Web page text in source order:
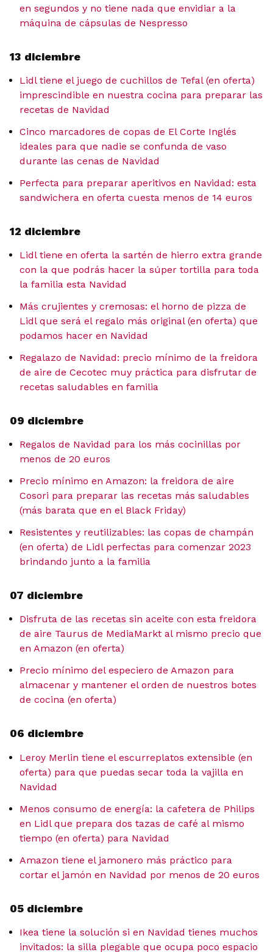
en segundos y no tiene nada que envidiar a la
máquina de cápsulas de Nespresso
13 diciembre
Lidl tiene el juego de cuchillos de Tefal (en oferta)
imprescindible en nuestra cocina para preparar las
recetas de Navidad
Cinco marcadores de copas de El Corte Inglés
ideales para que nadie se confunda de vaso
durante las cenas de Navidad
Perfecta para preparar aperitivos en Navidad: esta
sandwichera en oferta cuesta menos de 14 euros
12 diciembre
Lidl tiene en oferta la sartén de hierro extra grande
con la que podrás hacer la súper tortilla para toda
la familia esta Navidad
Más crujientes y cremosas: el horno de pizza de
Lidl que será el regalo más original (en oferta) que
podamos hacer en Navidad
Regalazo de Navidad: precio mínimo de la freidora
de aire de Cecotec muy práctica para disfrutar de
recetas saludables en familia
09 diciembre
Regalos de Navidad para los más cocinillas por
menos de 20 euros
Precio mínimo en Amazon: la freidora de aire
Cosori para preparar las recetas más saludables
(más barata que en el Black Friday)
Resistentes y reutilizables: las copas de champán
(en oferta) de Lidl perfectas para comenzar 2023
brindando junto a la familia
07 diciembre
Disfruta de las recetas sin aceite con esta freidora
de aire Taurus de MediaMarkt al mismo precio que
en Amazon (en oferta)
Precio mínimo del especiero de Amazon para
almacenar y mantener el orden de nuestros botes
de cocina (en oferta)
06 diciembre
Leroy Merlin tiene el escurreplatos extensible (en
oferta) para que puedas secar toda la vajilla en
Navidad
Menos consumo de energía: la cafetera de Philips
en Lidl que prepara dos tazas de café al mismo
tiempo (en oferta) para Navidad
Amazon tiene el jamonero más práctico para
cortar el jamón en Navidad por menos de 20 euros
05 diciembre
Ikea tiene la solución si en Navidad tienes muchos
invitados: la silla plegable que ocupa poco espacio